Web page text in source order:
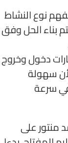
نوع النشاط
بناء الحل وفق
دخول وخروج
سهولة
سرعة
منتور على